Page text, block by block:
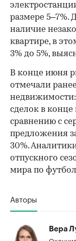
размере 5–7%.
наличие
квартире, в
3% до 5%,
В конце июня
отмечали
сделок в
сравнению с
предложения
30%.
отпускного
мира по
Авторы
Вера